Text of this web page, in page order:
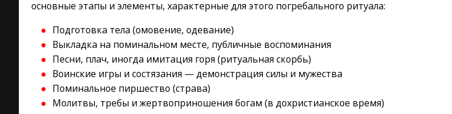
основные этапы и элементы, характерные для этого погребального ритуала:
Подготовка тела (омовение, одевание)
Выкладка на поминальном месте, публичные воспоминания
Песни, плач, иногда имитация горя (ритуальная скорбь)
Воинские игры и состязания — демонстрация силы и мужества
Поминальное пиршество (страва)
Молитвы, требы и жертвоприношения богам (в дохристианское время)